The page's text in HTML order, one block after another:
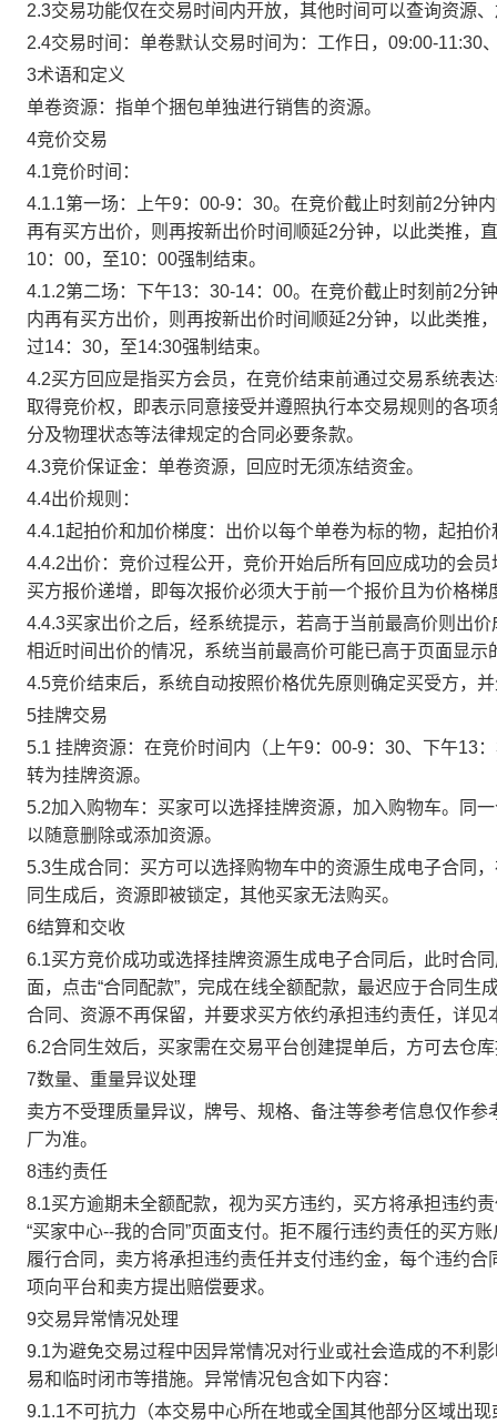
2.3交易功能仅在交易时间内开放，其他时间可以查询资源
2.4交易时间：单卷默认交易时间为：工作日，09:00-11:30
3术语和定义
单卷资源：指单个捆包单独进行销售的资源。
4竞价交易
4.1竞价时间：
4.1.1第一场：上午9：00-9：30。在竞价截止时刻前2分钟
再有买方出价，则再按新出价时间顺延2分钟，以此类推，
10：00，至10：00强制结束。
4.1.2第二场：下午13：30-14：00。在竞价截止时刻前2分
内再有买方出价，则再按新出价时间顺延2分钟，以此类推
过14：30，至14:30强制结束。
4.2买方回应是指买方会员，在竞价结束前通过交易系统表
取得竞价权，即表示同意接受并遵照执行本交易规则的各
分及物理状态等法律规定的合同必要条款。
4.3竞价保证金：单卷资源，回应时无须冻结资金。
4.4出价规则：
4.4.1起拍价和加价梯度：出价以每个单卷为标的物，起拍
4.4.2出价：竞价过程公开，竞价开始后所有回应成功的会
买方报价递增，即每次报价必须大于前一个报价且为价格
4.4.3买家出价之后，经系统提示，若高于当前最高价则出
相近时间出价的情况，系统当前最高价可能已高于页面显示
4.5竞价结束后，系统自动按照价格优先原则确定买受方，
5挂牌交易
5.1 挂牌资源：在竞价时间内（上午9：00-9：30、下午13
转为挂牌资源。
5.2加入购物车：买家可以选择挂牌资源，加入购物车。同
以随意删除或添加资源。
5.3生成合同：买方可以选择购物车中的资源生成电子合同
同生成后，资源即被锁定，其他买家无法购买。
6结算和交收
6.1买方竞价成功或选择挂牌资源生成电子合同后，此时合
面，点击“合同配款”，完成在线全额配款，最迟应于合同
合同、资源不再保留，并要求买方依约承担违约责任，详见
6.2合同生效后，买家需在交易平台创建提单后，方可去仓
7数量、重量异议处理
卖方不受理质量异议，牌号、规格、备注等参考信息仅作
厂为准。
8违约责任
8.1买方逾期未全额配款，视为买方违约，买方将承担违约
“买家中心--我的合同”页面支付。拒不履行违约责任的买方
履行合同，卖方将承担违约责任并支付违约金，每个违约
项向平台和卖方提出赔偿要求。
9交易异常情况处理
9.1为避免交易过程中因异常情况对行业或社会造成的不利
易和临时闭市等措施。异常情况包含如下内容：
9.1.1不可抗力（本交易中心所在地或全国其他部分区域出